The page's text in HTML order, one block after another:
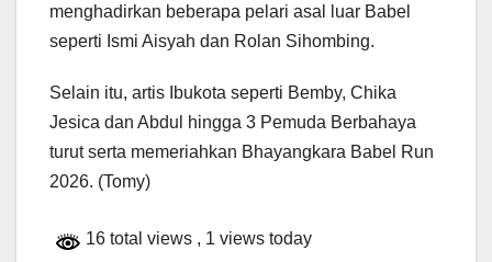
menghadirkan beberapa pelari asal luar Babel
seperti Ismi Aisyah dan Rolan Sihombing.
Selain itu, artis Ibukota seperti Bemby, Chika
Jesica dan Abdul hingga 3 Pemuda Berbahaya
turut serta memeriahkan Bhayangkara Babel Run
2026. (Tomy)
16 total views , 1 views today